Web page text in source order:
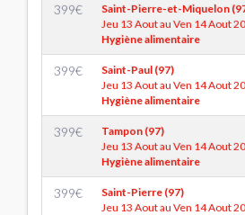
399€
Saint-Pierre-et-Miquelon
Jeu 13 Aout au Ven 14 Aout
Hygiène alimentaire
399€
Saint-Paul (97)
Jeu 13 Aout au Ven 14 Aout
Hygiène alimentaire
399€
Tampon (97)
Jeu 13 Aout au Ven 14 Aout
Hygiène alimentaire
399€
Saint-Pierre (97)
Jeu 13 Aout au Ven 14 Aout